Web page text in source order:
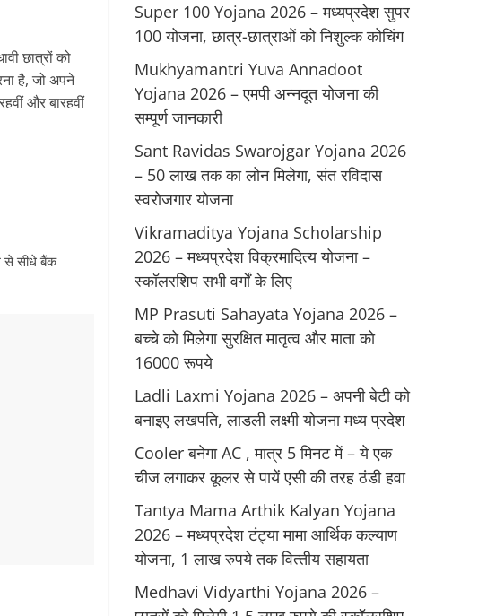
छात्रों को
है, जो अपने
और बारहवीं
से सीधे बैंक
Super 100 Yojana 2026 – मध्यप्रदेश सुपर
100 योजना, छात्र-छात्राओं को निशुल्क कोचिंग
Mukhyamantri Yuva Annadoot
Yojana 2026 – एमपी अन्नदूत योजना की
सम्पूर्ण जानकारी
Sant Ravidas Swarojgar Yojana 2026
– 50 लाख तक का लोन मिलेगा, संत रविदास
स्वरोजगार योजना
Vikramaditya Yojana Scholarship
2026 – मध्‍यप्रदेश विक्रमादित्‍य योजना –
स्‍कॉलरशिप सभी वर्गों के लिए
MP Prasuti Sahayata Yojana 2026 –
बच्चे को मिलेगा सुरक्षित मातृत्व और माता को
16000 रूपये
Ladli Laxmi Yojana 2026 – अपनी बेटी को
बनाइए लखपति, लाडली लक्ष्मी योजना मध्य प्रदेश
Cooler बनेगा AC , मात्र 5 मिनट में – ये एक
चीज लगाकर कूलर से पायें एसी की तरह ठंडी हवा
Tantya Mama Arthik Kalyan Yojana
2026 – मध्‍यप्रदेश टंट्या मामा आर्थिक कल्‍याण
योजना, 1 लाख रुपये तक वित्‍तीय सहायता
Medhavi Vidyarthi Yojana 2026 –